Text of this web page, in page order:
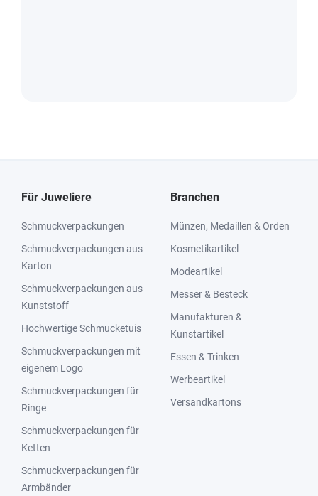
Für Juweliere
Schmuckverpackungen
Schmuckverpackungen aus
Karton
Schmuckverpackungen aus
Kunststoff
Hochwertige Schmucketuis
Schmuckverpackungen mit
eigenem Logo
Schmuckverpackungen für
Ringe
Schmuckverpackungen für
Ketten
Schmuckverpackungen für
Armbänder
Branchen
Münzen, Medaillen & Orden
Kosmetikartikel
Modeartikel
Messer & Besteck
Manufakturen &
Kunstartikel
Essen & Trinken
Werbeartikel
Versandkartons